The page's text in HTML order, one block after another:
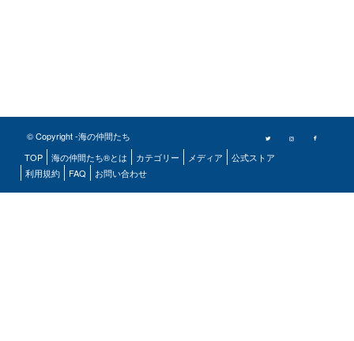
© Copyright -海の仲間たち
TOP
海の仲間たち®とは カテゴリー メディア
公式ストア
利用規約
FAQ お問い合わせ